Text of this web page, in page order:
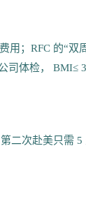
用；RFC 的“双
司体检， BMI≤
二次赴美只需 5